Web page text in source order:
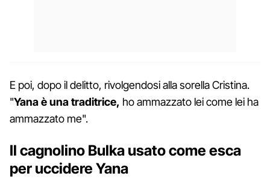
E poi, dopo il delitto, rivolgendosi alla sorella Cristina.
"Yana è una traditrice, ho ammazzato lei come lei ha
ammazzato me".
Il cagnolino Bulka usato come esca
per uccidere Yana